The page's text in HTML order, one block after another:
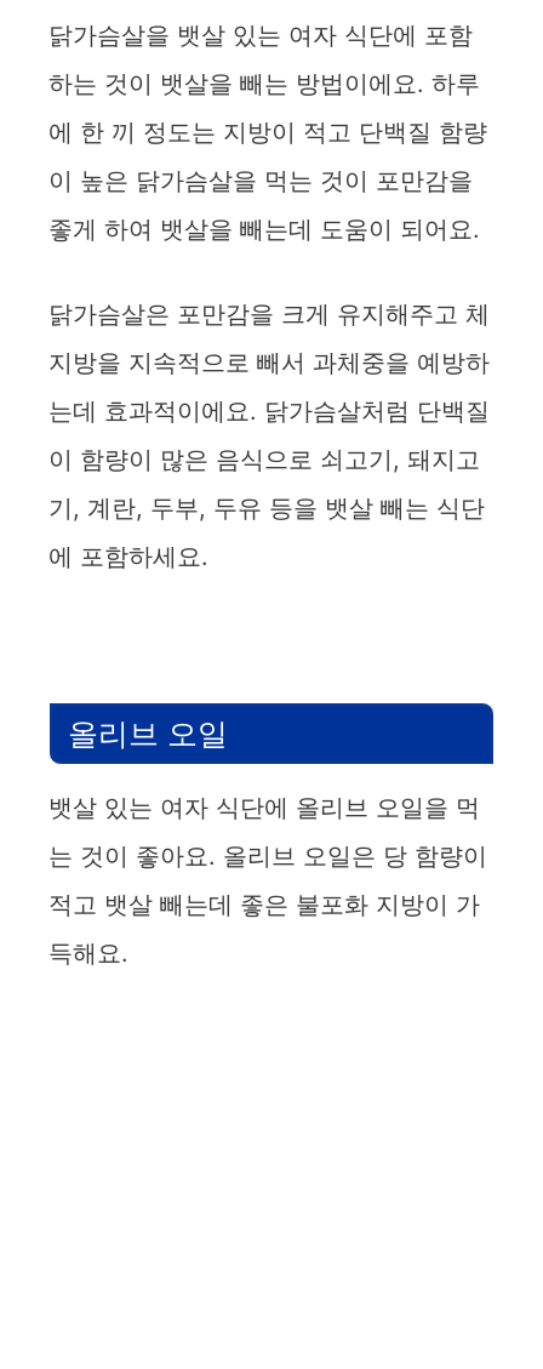
d
e
o
닭가슴살을 뱃살 있는 여자 식단에 포함
하는 것이 뱃살을 빼는 방법이에요. 하루
에 한 끼 정도는 지방이 적고 단백질 함량
이 높은 닭가슴살을 먹는 것이 포만감을
좋게 하여 뱃살을 빼는데 도움이 되어요.
닭가슴살은 포만감을 크게 유지해주고 체
지방을 지속적으로 빼서 과체중을 예방하
는데 효과적이에요. 닭가슴살처럼 단백질
이 함량이 많은 음식으로 쇠고기, 돼지고
기, 계란, 두부, 두유 등을 뱃살 빼는 식단
에 포함하세요.
올리브 오일
뱃살 있는 여자 식단에 올리브 오일을 먹
는 것이 좋아요. 올리브 오일은 당 함량이
적고 뱃살 빼는데 좋은 불포화 지방이 가
득해요.